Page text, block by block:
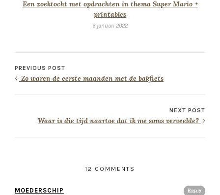
Een zoektocht met opdrachten in thema Super Mario +
printables
6 januari 2022
PREVIOUS POST
Zo waren de eerste maanden met de bakfiets
NEXT POST
Waar is die tijd naartoe dat ik me soms verveelde?
12 COMMENTS
Reply
MOEDERSCHIP